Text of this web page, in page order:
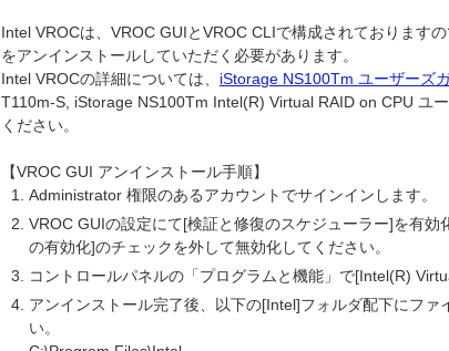
Intel VROCは、VROC GUIとVROC CLIで構成されております
をアンインストールしていただく必要があります。
Intel VROCの詳細については、 iStorage NS100Tm ユーザーズ
T110m-S, iStorage NS100Tm Intel(R) Virtual RAID on CPU ユ
ください。
【VROC GUI アンインストール手順】
Administrator 権限のあるアカウントでサインインします。
VROC GUIの設定にて[検証と修復のスケジューラー]を有
の有効化]のチェックを外して無効化してください。
コントロールパネルの「プログラムと機能」で[Intel(R)
アンインストール完了後、以下の[Intel]フォルダ配下にフ
い。